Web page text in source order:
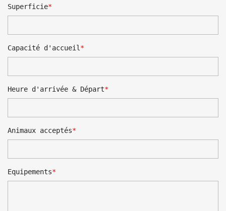
Superficie
Capacité d'accueil
Heure d'arrivée & Départ
Animaux acceptés
Equipements